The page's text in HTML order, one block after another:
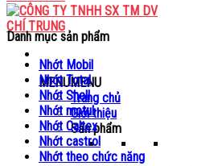
MENUMENU
Trang chủ
Giới thiệu
Sản phẩm
Danh mục sản phẩm
Nhớt Mobil
Nhớt Total
Nhớt Shell
Nhớt motul
Nhớt Caltex
Nhớt castrol
Nhớt theo chức năng